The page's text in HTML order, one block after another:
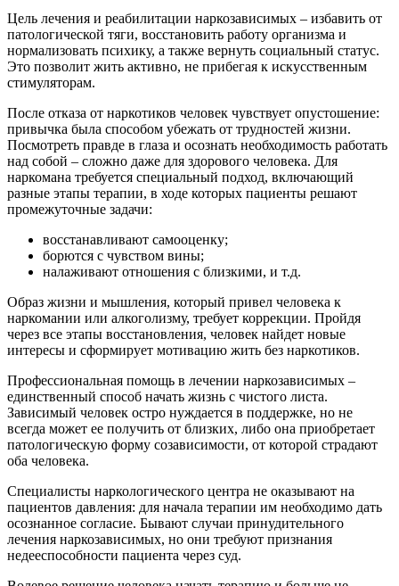
Цель лечения и реабилитации наркозависимых – избавить от
патологической тяги, восстановить работу организма и
нормализовать психику, а также вернуть социальный статус.
Это позволит жить активно, не прибегая к искусственным
стимуляторам.
После отказа от наркотиков человек чувствует опустошение:
привычка была способом убежать от трудностей жизни.
Посмотреть правде в глаза и осознать необходимость работать
над собой – сложно даже для здорового человека. Для
наркомана требуется специальный подход, включающий
разные этапы терапии, в ходе которых пациенты решают
промежуточные задачи:
восстанавливают самооценку;
борются с чувством вины;
налаживают отношения с близкими, и т.д.
Образ жизни и мышления, который привел человека к
наркомании или алкоголизму, требует коррекции. Пройдя
через все этапы восстановления, человек найдет новые
интересы и сформирует мотивацию жить без наркотиков.
Профессиональная помощь в лечении наркозависимых –
единственный способ начать жизнь с чистого листа.
Зависимый человек остро нуждается в поддержке, но не
всегда может ее получить от близких, либо она приобретает
патологическую форму созависимости, от которой страдают
оба человека.
Специалисты наркологического центра не оказывают на
пациентов давления: для начала терапии им необходимо дать
осознанное согласие. Бывают случаи принудительного
лечения наркозависимых, но они требуют признания
недееспособности пациента через суд.